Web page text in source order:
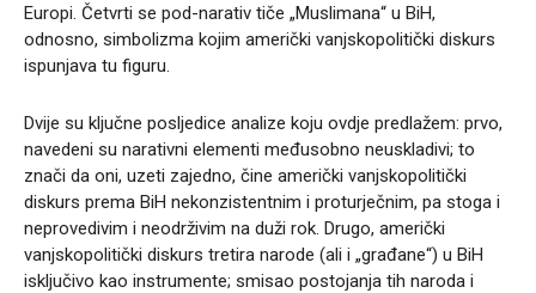
Europi. Četvrti se pod-narativ tiče „Muslimana“ u BiH,
odnosno, simbolizma kojim američki vanjskopolitički diskurs
ispunjava tu figuru.
Dvije su ključne posljedice analize koju ovdje predlažem: prvo,
navedeni su narativni elementi međusobno neuskladivi; to
znači da oni, uzeti zajedno, čine američki vanjskopolitički
diskurs prema BiH nekonzistentnim i proturječnim, pa stoga i
neprovedivim i neodrživim na duži rok. Drugo, američki
vanjskopolitički diskurs tretira narode (ali i „građane“) u BiH
isključivo kao instrumente; smisao postojanja tih naroda i